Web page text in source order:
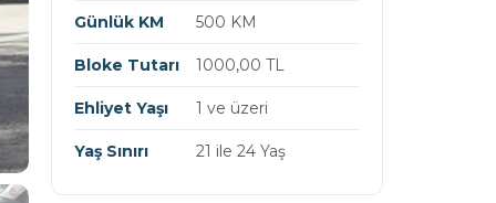
Günlük KM 500 KM
Bloke Tutarı 1000,00 TL
Ehliyet Yaşı 1 ve üzeri
Yaş Sınırı 21 ile 24 Yaş